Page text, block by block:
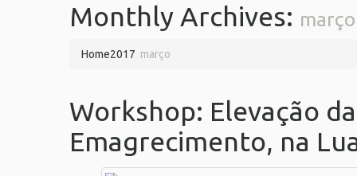
Monthly Archives:
Home2017 março
Workshop: Elevação
Emagrecimento, na